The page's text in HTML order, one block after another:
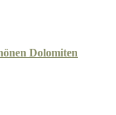
Dolomiten